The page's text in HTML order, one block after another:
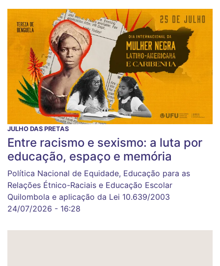
JULHO DAS PRETAS
Entre racismo e sexismo: a luta por
educação, espaço e memória
Política Nacional de Equidade, Educação para as
Relações Étnico-Raciais e Educação Escolar
Quilombola e aplicação da Lei 10.639/2003
24/07/2026 - 16:28